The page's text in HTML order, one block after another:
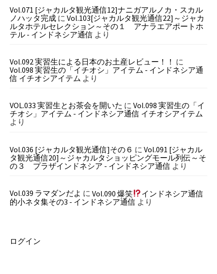
Vol.071 [ジャカルタ観光通信12]ナニガアルノカ・スカル
ノハッタ完成 に Vol.103[ジャカルタ観光通信22]～ジャカ
ルタホテルセレクション～その１ アナラエアポートホ
テル - インドネシア通信 より
Vol.092 実習生による日本のお土産レビュー！！ に
Vol.098 実習生の「イチオシ」アイテム - インドネシア通
信 イチオシアイテム より
VOL.033 実習生とお茶会を開いた に Vol.098 実習生の「イ
チオシ」アイテム - インドネシア通信 イチオシアイテム
より
Vol.036 [ジャカルタ観光通信]その６ に Vol.091 [ジャカル
タ観光通信20]～ジャカルタショッピングモール列伝～そ
の３ プラザインドネシア - インドネシア通信 より
Vol.039 ラマダンだよ に Vol.090 爆笑
インドネシア通信
的小ネタ集その3 - インドネシア通信 より
ログイン